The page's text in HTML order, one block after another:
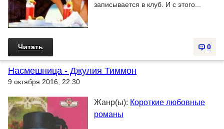
записывается в клуб. И с этого...
0
Читать
Насмешница - Джулия Тиммон
9 октября 2016, 22:30
Жанр(ы): Короткие любовные
романы